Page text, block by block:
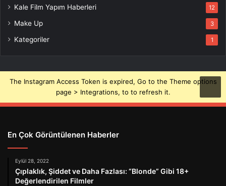
Kale Film Yapım Haberleri 12
Make Up 3
Kategoriler 1
The Instagram Access Token is expired, Go to the Theme options
page > Integrations, to to refresh it.
En Çok Görüntülenen Haberler
Eylül 28, 2022
Çıplaklık, Şiddet ve Daha Fazlası: “Blonde” Gibi 18+
Değerlendirilen Filmler